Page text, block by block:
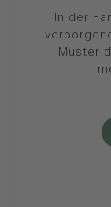
In der
Muster